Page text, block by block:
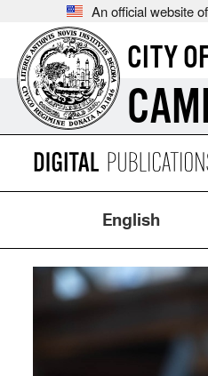
An official website
CITY
English